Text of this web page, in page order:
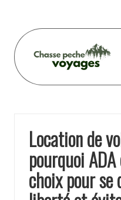
content
C
s
s
e
Location de
pourquoi
choix pour se